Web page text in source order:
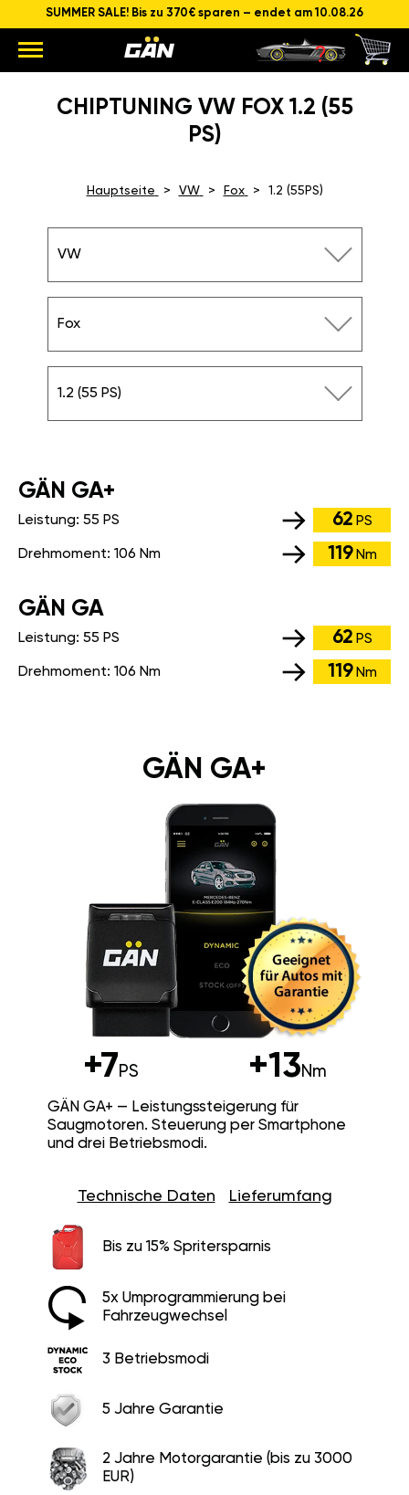
SUMMER SALE! Bis zu 370€ sparen – endet am 10.08.26
CHIPTUNING VW FOX 1.2 (55
PS)
Hauptseite VW Fox 1.2 (55PS)
VW
Fox
1.2 (55 PS)
GÄN GA+
Leistung: 55 PS 62 PS
Drehmoment: 106 Nm 119 Nm
GÄN GA
Leistung: 55 PS 62 PS
Drehmoment: 106 Nm 119 Nm
GÄN GA+
+7PS +13Nm
GÄN GA+ — Leistungssteigerung für
Saugmotoren. Steuerung per Smartphone
und drei Betriebsmodi.
Technische Daten Lieferumfang
Bis zu 15% Spritersparnis
5x Umprogrammierung bei
Fahrzeugwechsel
3 Betriebsmodi
5 Jahre Garantie
2 Jahre Motorgarantie (bis zu 3000
EUR)